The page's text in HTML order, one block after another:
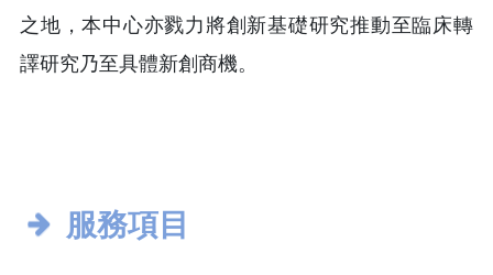
之地，本中心亦戮力將創新基礎研究推動至臨床轉
譯研究乃至具體新創商機。
服務項目